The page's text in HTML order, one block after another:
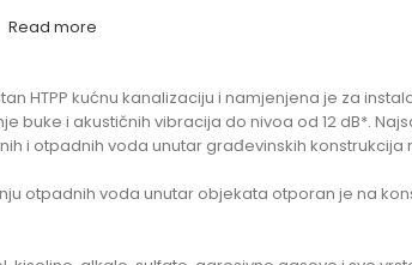
Read more
HTPP kućnu kanalizaciju i namjenjena je za
i akustičnih vibracija do nivoa od 12 dB*.
i otpadnih voda unutar građevinskih konstrukcija
otpadnih voda unutar objekata otporan je na